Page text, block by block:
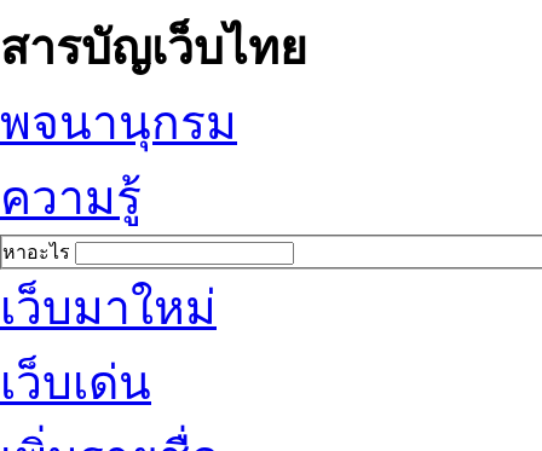
สารบัญเว็บไทย
พจนานุกรม
ความรู้
หาอะไร
เว็บมาใหม่
เว็บเด่น